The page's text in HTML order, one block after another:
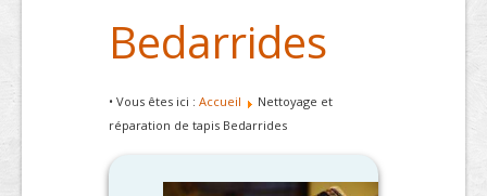
Bedarrides
• Vous êtes ici : Accueil
Nettoyage et
réparation de tapis Bedarrides